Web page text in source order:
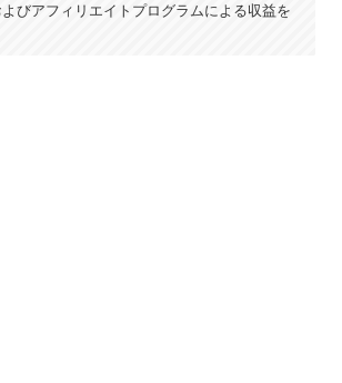
びアフィリエイトプログラムによる収益を